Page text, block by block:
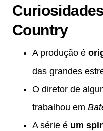
Country
A produção é
das grandes
O diretor de
trabalhou em
A série é um